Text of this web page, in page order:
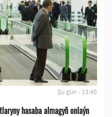
Şu gün - 13:45
hasaba almagyň onlaýn